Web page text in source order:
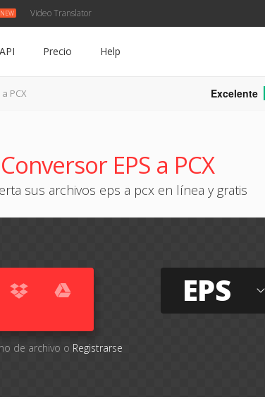
Video Translator
API Precio Help
a PCX Excelente
Conversor EPS a PCX
sus archivos eps a pcx en línea y gratis
de archivo o Registrarse
EPS